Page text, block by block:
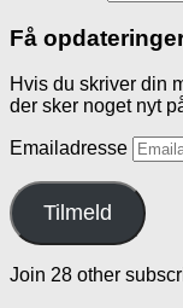
Få
Hvis du skriver din
der sker noget nyt
Emailadresse
Tilmeld
Join 28 other